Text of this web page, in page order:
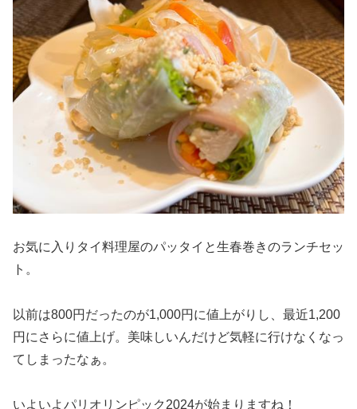
お気に入りタイ料理屋のパッタイと生春巻きのランチセッ
ト。
以前は800円だったのが1,000円に値上がりし、最近1,200
円にさらに値上げ。美味しいんだけど気軽に行けなくなっ
てしまったなぁ。
いよいよパリオリンピック2024が始まりますね！